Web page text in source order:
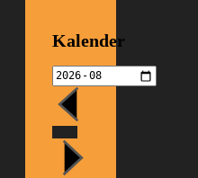
Kalender